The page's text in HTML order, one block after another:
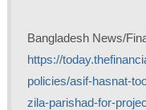
Bangladesh News/
https://
policies/asif-hasnat-
zila-parishad-for-